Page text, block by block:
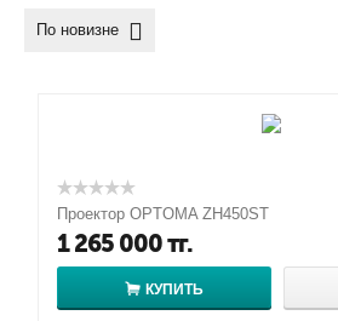
По новизне
Проектор OPTOMA ZH450ST
1 265 000тг.
КУПИТЬ